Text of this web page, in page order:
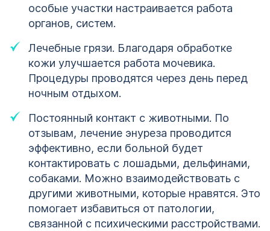
особые участки настраивается работа
органов, систем.
Лечебные грязи. Благодаря обработке
кожи улучшается работа мочевика.
Процедуры проводятся через день перед
ночным отдыхом.
Постоянный контакт с животными. По
отзывам, лечение энуреза проводится
эффективно, если больной будет
контактировать с лошадьми, дельфинами,
собаками. Можно взаимодействовать с
другими животными, которые нравятся. Это
помогает избавиться от патологии,
связанной с психическими расстройствами.